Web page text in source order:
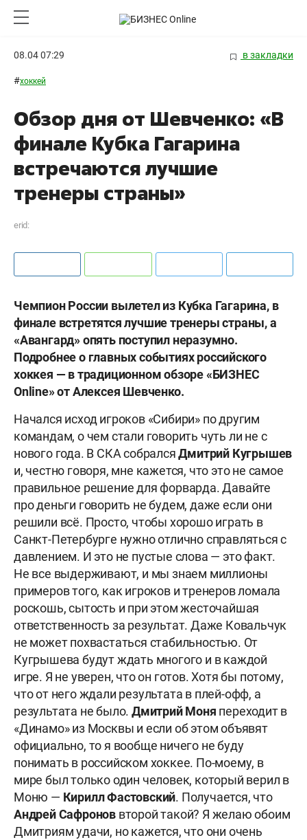
08.04 07:29 в закладки
#хоккей
Обзор дня от Шевченко: «В
финале Кубка Гагарина
встречаются лучшие
тренеры страны»
erid:
Чемпион России вылетел из Кубка Гагарина, в
финале встретятся лучшие тренеры страны, а
«Авангард» опять поступил неразумно.
Подробнее о главных событиях российского
хоккея — в традиционном обзоре «БИЗНЕС
Online» от Алексея Шевченко.
Начался исход игроков «Сибири» по другим
командам, о чем стали говорить чуть ли не с
нового года. В СКА собралсяДмитрий Кугрышев
и, честно говоря, мне кажется, что это не самое
правильное решение для форварда. Давайте
про деньги говорить не будем, даже если они
решили всё. Просто, чтобы хорошо играть в
Санкт-Петербурге нужно отлично справляться с
давлением. И это не пустые слова — это факт.
Не все выдерживают, и мы знаем миллионы
примеров того, как игроков и тренеров ломала
роскошь, сытость и при этом жесточайшая
ответственность за результат. Даже Ковальчук
не может похвастаться стабильностью. От
Кугрышева будут ждать многого и в каждой
игре. Я не уверен, что он готов. Хотя бы потому,
что от него ждали результата в плей-офф, а
результата не было.Дмитрий Моня переходит в
«Динамо» из Москвы и если об этом объявят
официально, то я вообще ничего не буду
понимать в российском хоккее. По-моему, в
мире был только один человек, который верил в
Моню — Кирилл Фастовский. Получается, что
Андрей Сафронов второй такой? Я желаю обоим
Дмитриям удачи, но кажется, что они очень